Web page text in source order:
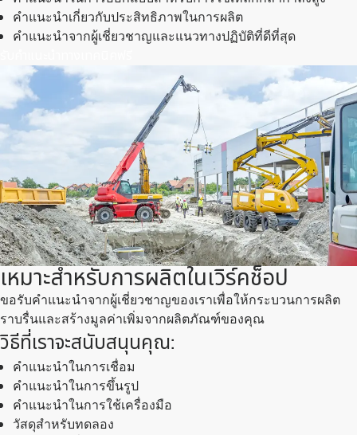
คําแนะนําเกี่ยวกับประสิทธิภาพในการผลิต
คําแนะนําจากผู้เชี่ยวชาญและแนวทางปฏิบัติที่ดีที่สุด
เหมาะสำหรับการผลิตในเวิร์คช็อป
ขอรับคำแนะนำจากผู้เชี่ยวชาญของเราเพื่อให้กระบวนการผลิต
ราบรื่นและสร้างมูลค่าเพิ่มจากผลิตภัณฑ์ของคุณ
วิธีที่เราจะสนับสนุนคุณ:
คำแนะนำในการเชื่อม
คำแนะนำในการขึ้นรูป
คำแนะนำในการใช้เครื่องมือ
วัสดุสำหรับทดลอง